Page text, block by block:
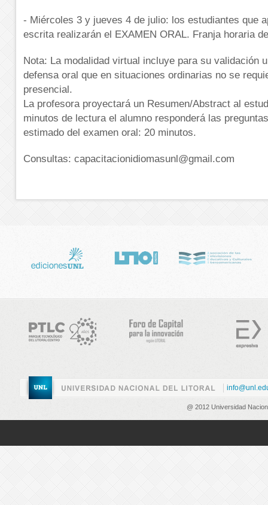
- Miércoles 3 y jueves 4 de julio: los estudiantes que
escrita realizarán el EXAMEN ORAL. Franja horaria
Nota: La modalidad virtual incluye para su validación
defensa oral que en situaciones ordinarias no se
presencial.
La profesora proyectará un Resumen/Abstract al
minutos de lectura el alumno responderá las
estimado del examen oral: 20 minutos.
Consultas: capacitacionidiomasunl@gmail.com
@ 2012 Universidad